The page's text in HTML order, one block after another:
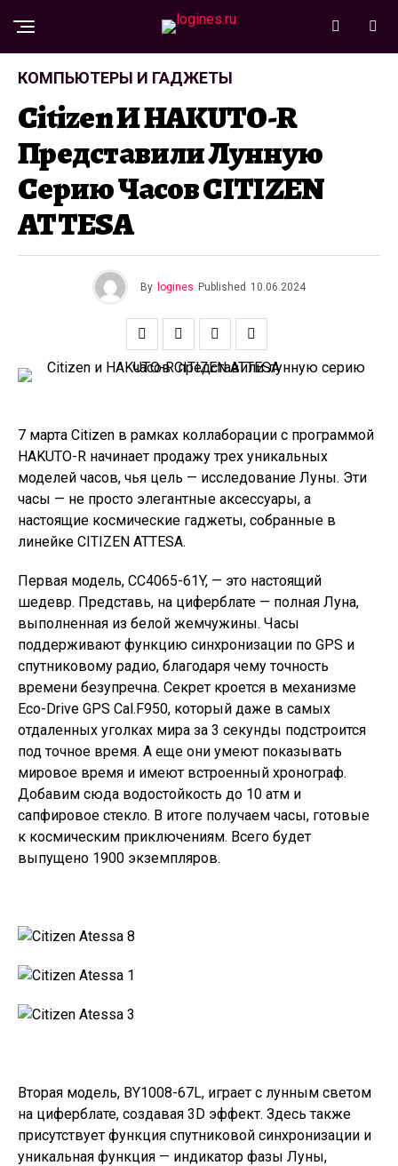
КОМПЬЮТЕРЫ И ГАДЖЕТЫ
Citizen И HAKUTO-R
Представили Лунную
Серию Часов CITIZEN
ATTESA
By logines Published 10.06.2024
7 марта Citizen в рамках коллаборации с программой
HAKUTO-R начинает продажу трех уникальных
моделей часов, чья цель — исследование Луны. Эти
часы — не просто элегантные аксессуары, а
настоящие космические гаджеты, собранные в
линейке CITIZEN ATTESA.
Первая модель, CC4065-61Y, — это настоящий
шедевр. Представь, на циферблате — полная Луна,
выполненная из белой жемчужины. Часы
поддерживают функцию синхронизации по GPS и
спутниковому радио, благодаря чему точность
времени безупречна. Секрет кроется в механизме
Eco-Drive GPS Cal.F950, который даже в самых
отдаленных уголках мира за 3 секунды подстроится
под точное время. А еще они умеют показывать
мировое время и имеют встроенный хронограф.
Добавим сюда водостойкость до 10 атм и
сапфировое стекло. В итоге получаем часы, готовые
к космическим приключениям. Всего будет
выпущено 1900 экземпляров.
Вторая модель, BY1008-67L, играет с лунным светом
на циферблате, создавая 3D эффект. Здесь также
присутствует функция спутниковой синхронизации и
уникальная функция — индикатор фазы Луны,